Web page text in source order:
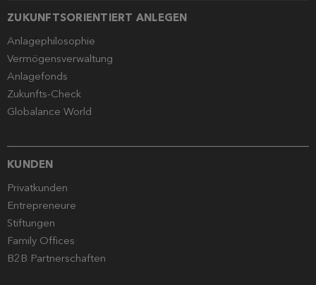
ZUKUNFTSORIENTIERT ANLEGEN
Anlagephilosophie
Vermögensverwaltung
Anlagefonds
Zukunfts-Check
Globalance World
KUNDEN
Privatkunden
Entrepreneure
Stiftungen
Family Offices
B2B Partnerschaften